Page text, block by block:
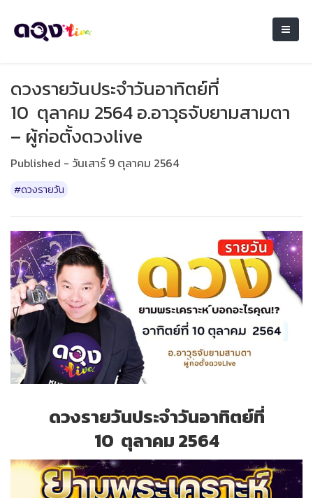
ดวงรายวันประจำวันอาทิตย์ที่
10 ตุลาคม 2564 อ.อาวุธจับยามสามตา
– ผู้ก่อตั้งดวงlive
Published - วันเสาร์ 9 ตุลาคม 2564
#ดวงรายวัน
ดวงรายวันประจำวันอาทิตย์ที่
10 ตุลาคม 2564